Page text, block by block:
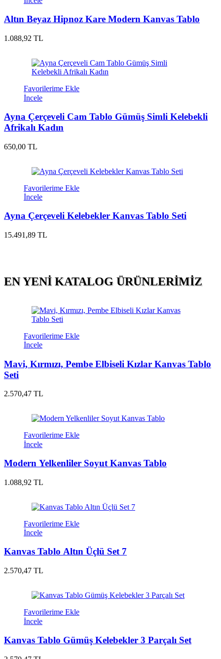
Altın Beyaz Hipnoz Kare Modern Kanvas Tablo
1.088,92 TL
Favorilerime Ekle
İncele
Ayna Çerçeveli Cam Tablo Gümüş Simli Kelebekli
Afrikalı Kadın
650,00 TL
Favorilerime Ekle
İncele
Ayna Çerçeveli Kelebekler Kanvas Tablo Seti
15.491,89 TL
EN YENI KATALOG ÜRÜNLERIMIZ
Favorilerime Ekle
İncele
Mavi, Kırmızı, Pembe Elbiseli Kızlar Kanvas Tablo
Seti
2.570,47 TL
Favorilerime Ekle
İncele
Modern Yelkenliler Soyut Kanvas Tablo
1.088,92 TL
Favorilerime Ekle
İncele
Kanvas Tablo Altın Üçlü Set 7
2.570,47 TL
Favorilerime Ekle
İncele
Kanvas Tablo Gümüş Kelebekler 3 Parçalı Set